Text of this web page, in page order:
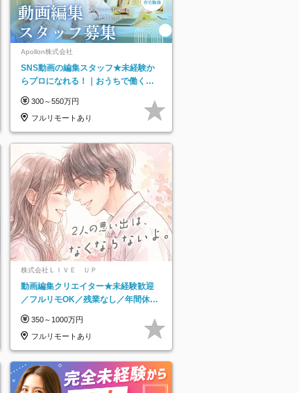
Apollon株式会社
SNS動画の編集スタッフ★未経験か
らプロになれる！｜おうちで働くフ
300～550万円
フルリモートあり
株式会社ＬＩＶＥ ＵＰ
動画編集クリエイター★未経験歓迎
／フルリモOK／残業なし／年間休日
実で安心
350～1000万円
フルリモートあり